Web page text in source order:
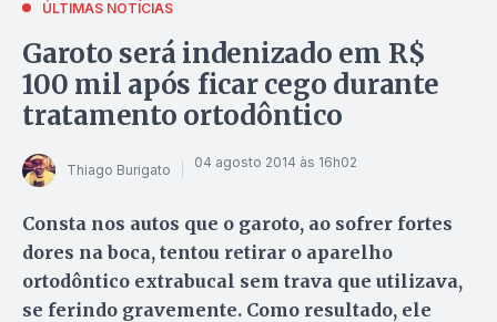
ÚLTIMAS NOTÍCIAS
Garoto será indenizado em R$
100 mil após ficar cego durante
tratamento ortodôntico
Thiago Burigato 04 agosto 2014 às 16h02
Consta nos autos que o garoto, ao sofrer fortes
dores na boca, tentou retirar o aparelho
ortodôntico extrabucal sem trava que utilizava,
se ferindo gravemente. Como resultado, ele